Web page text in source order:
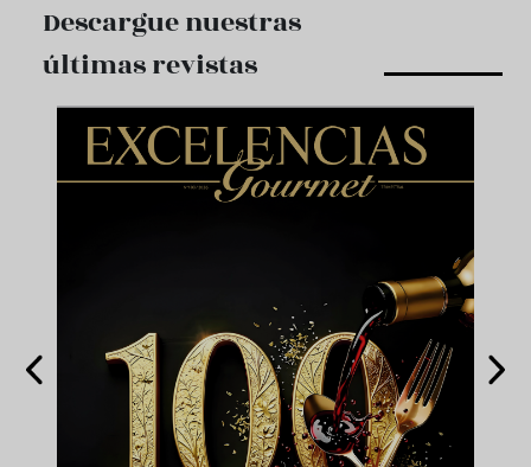
Descargue nuestras
últimas revistas